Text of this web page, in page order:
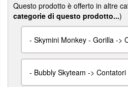
Questo prodotto è offerto in altre
categorie di questo prodotto...)
- Skymini Monkey - Gorilla ->
- Bubbly Skyteam -> Contatori